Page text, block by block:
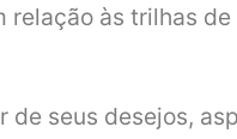
às trilhas
seus desejos,